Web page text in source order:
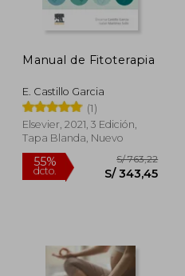
Manual de Fitoterapia
E. Castillo Garcia
(1)
Elsevier, 2021, 3 Edición,
Tapa Blanda, Nuevo